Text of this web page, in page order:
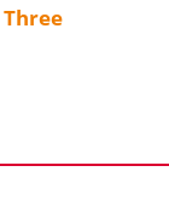
Three